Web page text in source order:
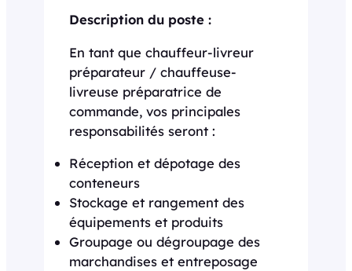
Description du poste :
En tant que chauffeur-livreur
préparateur / chauffeuse-
livreuse préparatrice de
commande, vos principales
responsabilités seront :
Réception et dépotage des
conteneurs
Stockage et rangement des
équipements et produits
Groupage ou dégroupage des
marchandises et entreposage